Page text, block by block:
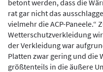
betont werden, dass die
rat gar nicht das
viel­mehr die ACP-Paneele.“
Wetterschutzverkleidung
der Verkleidung war
Platten zwar gering und die
größtenteils in die äußere